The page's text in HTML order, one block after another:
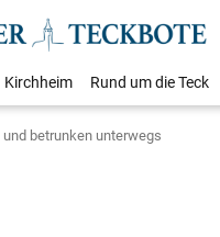
Kirchheim Rund um die Teck
und betrunken unterwegs